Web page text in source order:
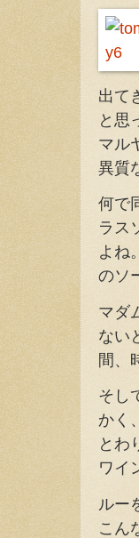
出て
と思
マル
異質
何で
ラス
よね
のソ
マダ
ない
間、
そし
かく
とわ
ワイ
ルー
こん